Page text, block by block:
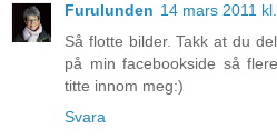
Furulunden 14 mars 2011
Så flotte bilder. Takk at du
på min facebookside så
titte innom meg:)
Svara